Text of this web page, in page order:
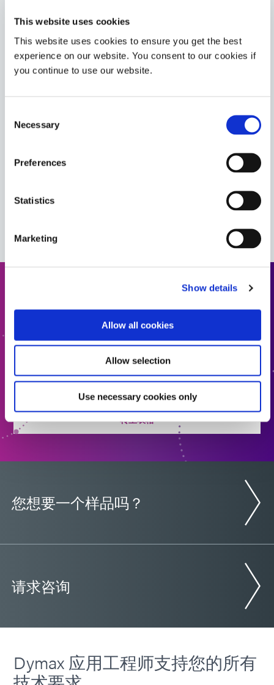
This website uses cookies
This website uses cookies to ensure you get the best
experience on our website. You consent to our cookies if
you continue to use our website.
Selection
Necessary
Preferences
Statistics
Marketing
Show details
Allow all cookies
Allow selection
Use necessary cookies only
相关产品
脂、填充聚酰胺和其他基材制成的部件。该产品在暴露于
UV/可见光、热量或预涂活化剂时可快速固化。
Asia
查看与该产品配合使用的其他 Dymax 产品，以创建完整
准备好迈出下一步了吗？Dymax 团队成员将很快与您联
系。
添加报价
转至表格
您想要一个样品吗？
请求咨询
Dymax 应用工程师支持您的所有